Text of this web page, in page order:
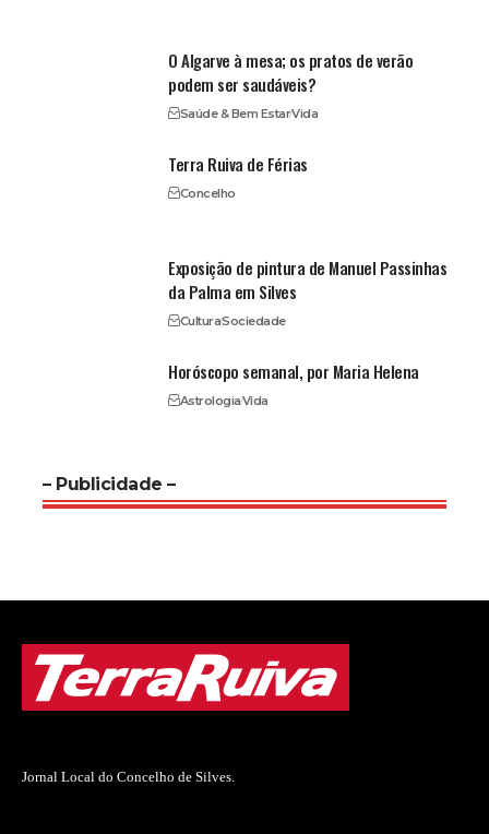
O Algarve à mesa; os pratos de verão
podem ser saudáveis?
Saúde & Bem EstarVida
Terra Ruiva de Férias
Concelho
Exposição de pintura de Manuel Passinhas
da Palma em Silves
CulturaSociedade
Horóscopo semanal, por Maria Helena
AstrologiaVida
– Publicidade –
Jornal Local do Concelho de Silves.